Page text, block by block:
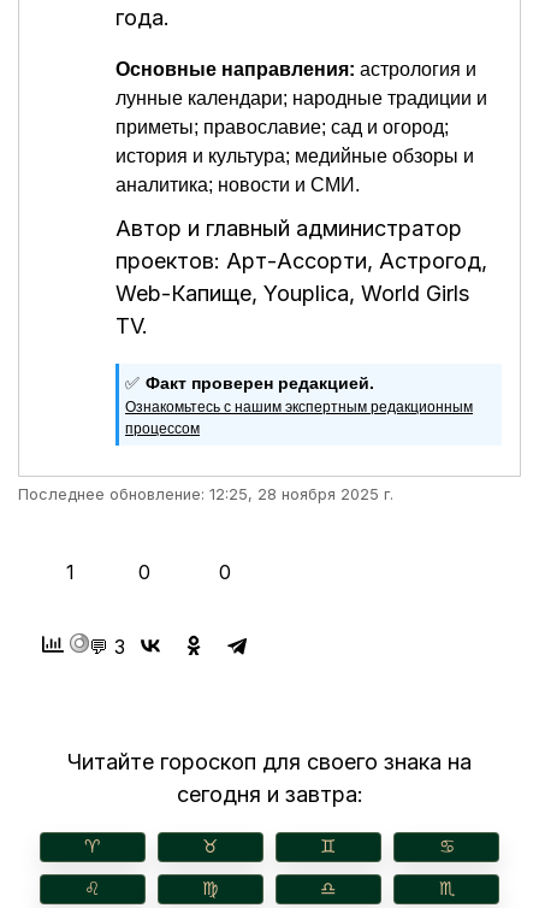
года.
Основные направления: астрология и
лунные календари; народные традиции и
приметы; православие; сад и огород;
история и культура; медийные обзоры и
аналитика; новости и СМИ.
Автор и главный администратор
проектов: Арт-Ассорти, Астрогод,
Web-Капище, Youplica, World Girls
TV.
✅ Факт проверен редакцией.
Ознакомьтесь с нашим экспертным редакционным
процессом
Последнее обновление: 12:25, 28 ноября 2025 г.
1 0 0
💬 3
Читайте гороскоп для своего знака на
сегодня и завтра:
♈︎ ♉︎ ♊︎ ♋︎
♌︎ ♍︎ ♎︎ ♏︎